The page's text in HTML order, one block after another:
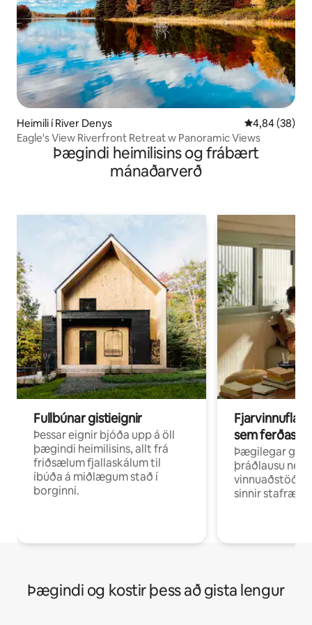
Heimili í River Denys 4,84 af 5 í
4,84 (38)
Eagle's View Riverfront Retreat w Panoramic Views
Þægindi heimilisins og frábært
mánaðarverð
Fullbúnar gistieignir
Þessar eignir bjóða upp á öll
þægindi heimilisins, allt frá
friðsælum fjallaskálum til
íbúða á miðlægum stað í
borginni.
sem ferðast
Þægilegar
þráðlausu neti
vinnuaðstöðu
sinnir
Þægindi og kostir þess að gista lengur